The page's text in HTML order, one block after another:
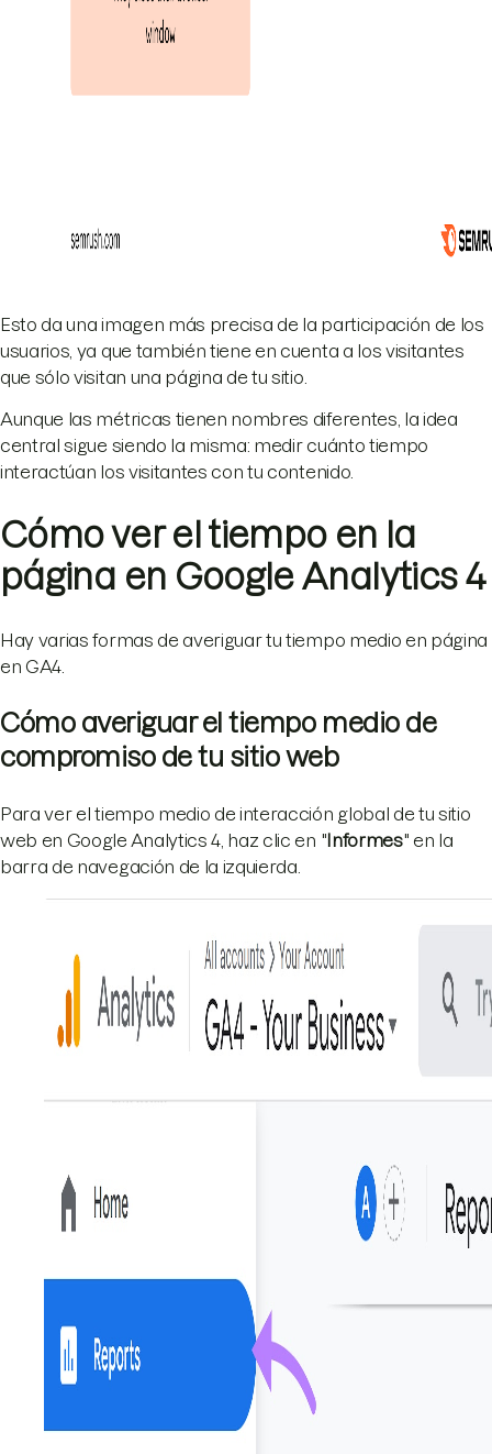
Esto da una imagen más precisa de la participación de los
usuarios, ya que también tiene en cuenta a los visitantes
que sólo visitan una página de tu sitio.
Aunque las métricas tienen nombres diferentes, la idea
central sigue siendo la misma: medir cuánto tiempo
interactúan los visitantes con tu contenido.
Cómo ver el tiempo en la
página en Google Analytics 4
Hay varias formas de averiguar tu tiempo medio en página
en GA4.
Cómo averiguar el tiempo medio de
compromiso de tu sitio web
Para ver el tiempo medio de interacción global de tu sitio
web en Google Analytics 4, haz clic en "Informes" en la
barra de navegación de la izquierda.